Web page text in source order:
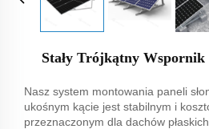
Stały Trójkątny Wspornik
Nasz system montowania paneli
ukośnym kącie jest stabilnym i
przeznaczonym dla dachów